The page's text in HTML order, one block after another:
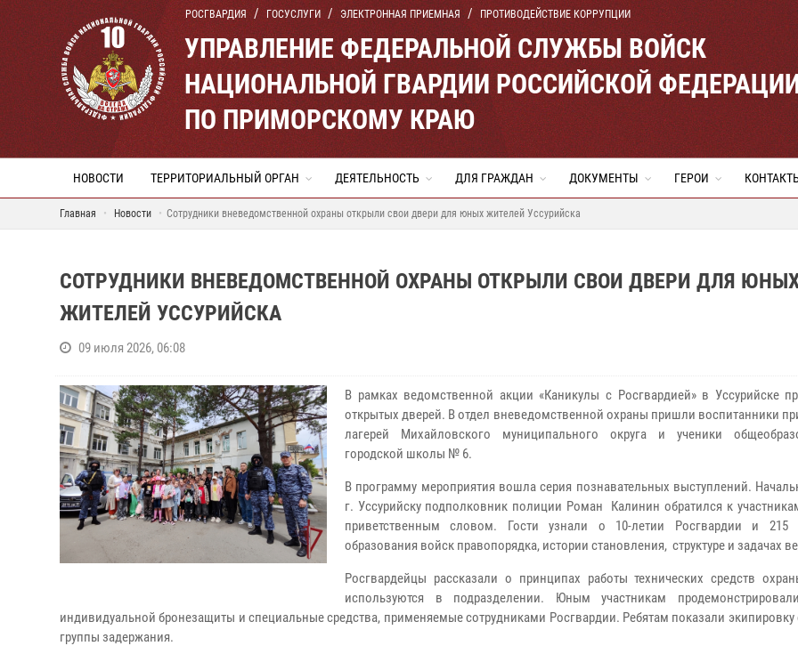
РОСГВАРДИЯ ГОСУСЛУГИ ЭЛЕКТРОННАЯ ПРИЕМНАЯ ПРОТИВОДЕЙСТВИЕ КОРРУПЦИИ
УПРАВЛЕНИЕ ФЕДЕРАЛЬНОЙ СЛУЖБЫ ВОЙСК
НАЦИОНАЛЬНОЙ ГВАРДИИ РОССИЙСКОЙ
ПО ПРИМОРСКОМУ КРАЮ
НОВОСТИ ТЕРРИТОРИАЛЬНЫЙ ОРГАН ДЕЯТЕЛЬНОСТЬ ДЛЯ ГРАЖДАН ДОКУМЕНТЫ ГЕРОИ
Главная Новости Сотрудники вневедомственной охраны открыли свои двери для юных жителей Уссурийска
СОТРУДНИКИ ВНЕВЕДОМСТВЕННОЙ ОХРАНЫ ОТКРЫЛИ СВОИ ДВЕРИ ДЛЯ
ЖИТЕЛЕЙ УССУРИЙСКА
09 июля 2026, 06:08
В рамках ведомственной акции «Каникулы с Росгвардией» в Уссурийске
открытых дверей. В отдел вневедомственной охраны пришли воспитанники
лагерей Михайловского муниципального округа и ученики
городской школы № 6.
В программу мероприятия вошла серия познавательных выступлений.
г. Уссурийску подполковник полиции Роман Калинин обратился к
приветственным словом. Гости узнали о 10-летии Росгвардии и 215
образования войск правопорядка, истории становления, структуре и задачах
Росгвардейцы рассказали о принципах работы технических средств
используются в подразделении. Юным участникам
индивидуальной бронезащиты и специальные средства, применяемые сотрудниками Росгвардии. Ребятам показали экипировку
группы задержания.